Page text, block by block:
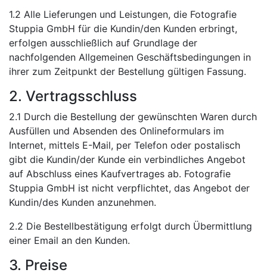
1.2 Alle Lieferungen und Leistungen, die Fotografie
Stuppia GmbH für die Kundin/den Kunden erbringt,
erfolgen ausschließlich auf Grundlage der
nachfolgenden Allgemeinen Geschäftsbedingungen in
ihrer zum Zeitpunkt der Bestellung gültigen Fassung.
2. Vertragsschluss
2.1 Durch die Bestellung der gewünschten Waren durch
Ausfüllen und Absenden des Onlineformulars im
Internet, mittels E-Mail, per Telefon oder postalisch
gibt die Kundin/der Kunde ein verbindliches Angebot
auf Abschluss eines Kaufvertrages ab. Fotografie
Stuppia GmbH ist nicht verpflichtet, das Angebot der
Kundin/des Kunden anzunehmen.
2.2 Die Bestellbestätigung erfolgt durch Übermittlung
einer Email an den Kunden.
3. Preise